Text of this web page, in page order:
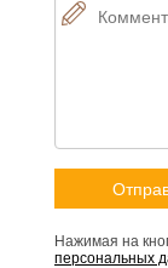
Нажимая на
персональных